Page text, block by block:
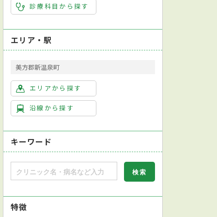
診療科目から探す
エリア・駅
美方郡新温泉町
エリアから探す
沿線から探す
キーワード
特徴